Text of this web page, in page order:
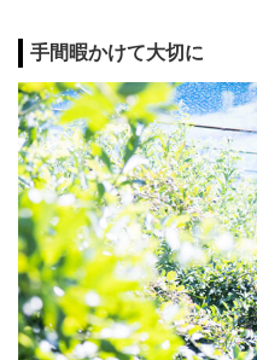
手間暇かけて大切に